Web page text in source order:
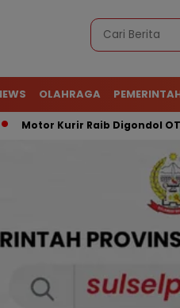
OLAHRAGA
Kurir Raib Digondol OTK, Aksi